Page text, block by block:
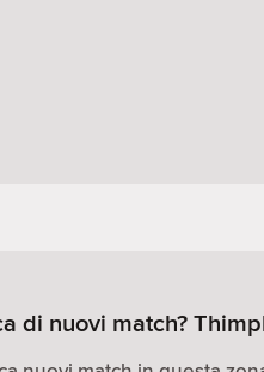
di nuovi match?